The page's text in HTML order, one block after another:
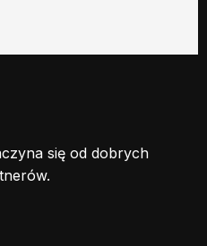
się od dobrych